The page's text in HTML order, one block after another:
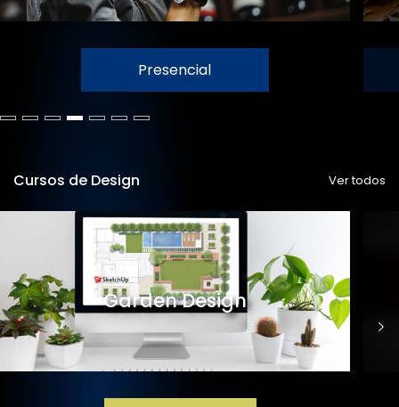
Presencial
Cursos de Design Ver todos
Garden Design